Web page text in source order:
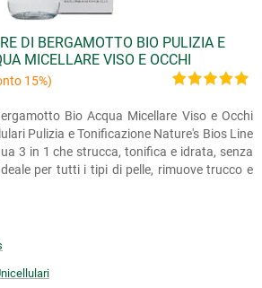
DI BERGAMOTTO BIO PULIZIA E
MICELLARE VISO E OCCHI
15%)
Bio Acqua Micellare Viso e Occhi
Pulizia e Tonificazione Nature's Bios Line
3 in 1 che strucca, tonifica e idrata, senza
per tutti i tipi di pelle, rimuove trucco e